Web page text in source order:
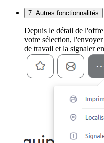
7. Autres fonctionnalités
Depuis le détail de
votre sélection,
de travail et la signaler